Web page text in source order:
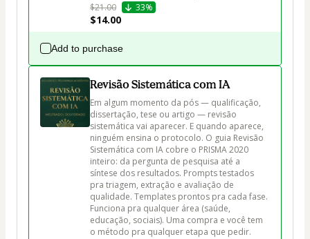
$21.00
33%
$14.00
Add to purchase
Revisão Sistemática com IA
Em algum momento da pós — qualificação,
dissertação, tese ou artigo — revisão
sistemática vai aparecer. E quando aparece,
ninguém ensina o protocolo. O guia Revisão
Sistemática com IA cobre o PRISMA 2020
inteiro: da pergunta de pesquisa até a
síntese dos resultados. Prompts testados
pra triagem, extração e avaliação de
qualidade. Templates prontos pra cada fase.
Funciona pra qualquer área (saúde,
educação, sociais). Uma compra e você tem
o método pra qualquer etapa que pedir.